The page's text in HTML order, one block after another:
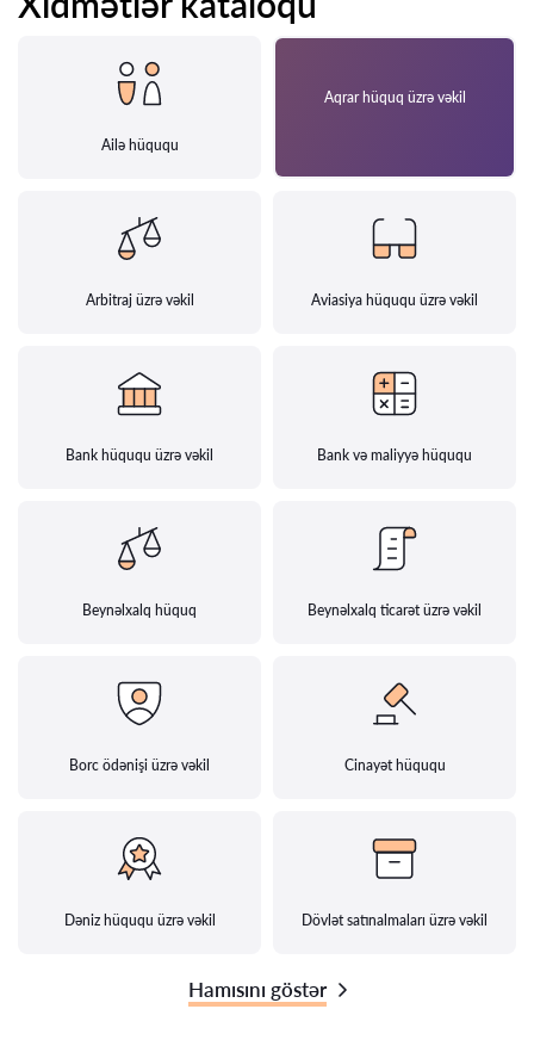
Ailə hüququ
Aqrar hüquq üzrə vəkil
Arbitraj üzrə vəkil Aviasiya hüququ üzrə vəkil
Bank hüququ üzrə vəkil Bank və maliyyə hüququ
Beynəlxalq hüquq Beynəlxalq ticarət üzrə vəkil
Borc ödənişi üzrə vəkil Cinayət hüququ
Dəniz hüququ üzrə vəkil Dövlət satınalmaları üzrə vəkil
Hamısını göstər